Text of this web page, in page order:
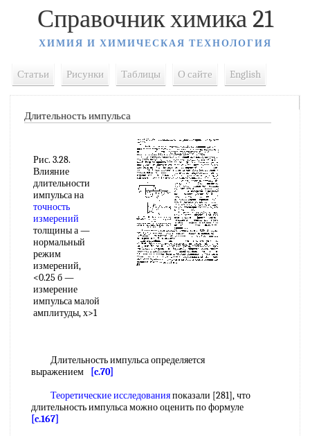
Справочник химика 21
ХИМИЯ И ХИМИЧЕСКАЯ ТЕХНОЛОГИЯ
Статьи Рисунки Таблицы О сайте English
Длительность импульса
Рис. 3.28.
Влияние
длительности
импульса на
точность
измерений
толщины а —
нормальный
режим
измерений,
<0.25 б —
измерение
импульса малой
амплитуды, х>1
Длительность импульса определяется
выражением
[c.70]
Теоретические исследованияпоказали [281], что
длительность импульса можно оценить по формуле
[c.167]